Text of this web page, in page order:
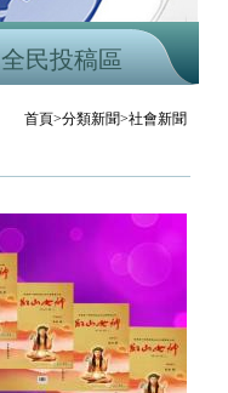
全民投稿區
首頁>分類新聞>社會新聞